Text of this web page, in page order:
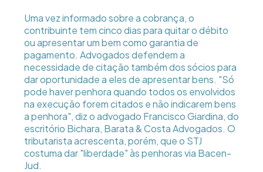
Uma vez informado sobre a cobrança, o
contribuinte tem cinco dias para quitar o débito
ou apresentar um bem como garantia de
pagamento. Advogados defendem a
necessidade de citação também dos sócios para
dar oportunidade a eles de apresentar bens. "Só
pode haver penhora quando todos os envolvidos
na execução forem citados e não indicarem bens
a penhora", diz o advogado Francisco Giardina, do
escritório Bichara, Barata & Costa Advogados. O
tributarista acrescenta, porém, que o STJ
costuma dar "liberdade" às penhoras via Bacen-
Jud.